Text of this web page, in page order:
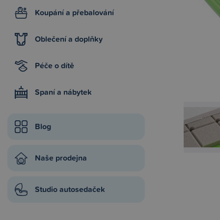
Koupání a přebalování
Oblečení a doplňky
Péče o dítě
Spaní a nábytek
Blog
Naše prodejna
Studio autosedaček